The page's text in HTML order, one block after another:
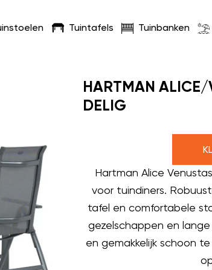
Tuintafels Tuinbanken
HARTMAN ALICE/
DELIG
Hartman Alice
voor tuindiners.
tafel en comfortabele
gezelschappen en
en gemakkelijk schoon